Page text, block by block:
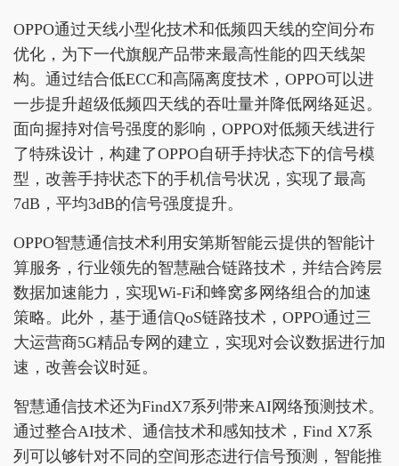
OPPO通过天线小型化技术和低频四天线的空间分布
优化，为下一代旗舰产品带来最高性能的四天线架
构。通过结合低ECC和高隔离度技术，OPPO可以进
一步提升超级低频四天线的吞吐量并降低网络延迟。
面向握持对信号强度的影响，OPPO对低频天线进行
了特殊设计，构建了OPPO自研手持状态下的信号模
型，改善手持状态下的手机信号状况，实现了最高
7dB，平均3dB的信号强度提升。
OPPO智慧通信技术利用安第斯智能云提供的智能计
算服务，行业领先的智慧融合链路技术，并结合跨层
数据加速能力，实现Wi-Fi和蜂窝多网络组合的加速
策略。此外，基于通信QoS链路技术，OPPO通过三
大运营商5G精品专网的建立，实现对会议数据进行加
速，改善会议时延。
智慧通信技术还为FindX7系列带来AI网络预测技术。
通过整合AI技术、通信技术和感知技术，Find X7系
列可以够针对不同的空间形态进行信号预测，智能推